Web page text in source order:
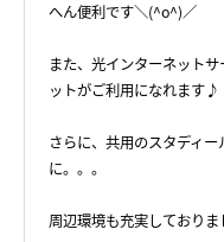
へん便利です＼(^o^)／
また、光インターネット
ットがご利用になれます♪
さらに、共用のスタディ
に。。。
周辺環境も充実しておりま